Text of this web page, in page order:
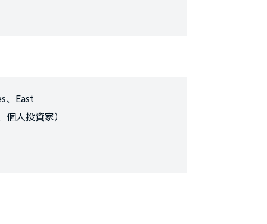
、East
人投資家）